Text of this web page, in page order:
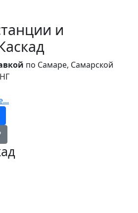
и
по Самаре, Самарской